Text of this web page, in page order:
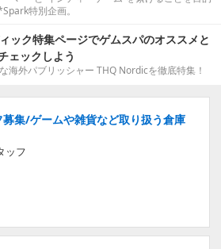
特別企画。
ック特集ページでゲムスパのオススメと
ェックしよう
海外パブリッシャー THQ Nordicを徹底特集！
集/ゲームや雑貨など取り扱う倉庫
ッフ